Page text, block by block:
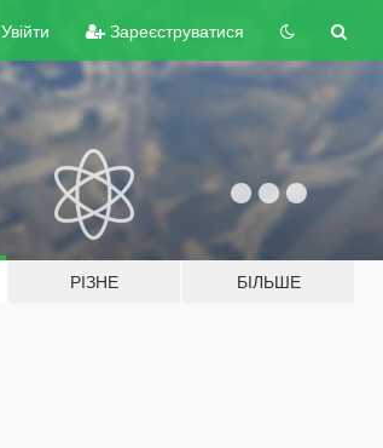
Увійти Зареєструватися
РІЗНЕ БІЛЬШЕ